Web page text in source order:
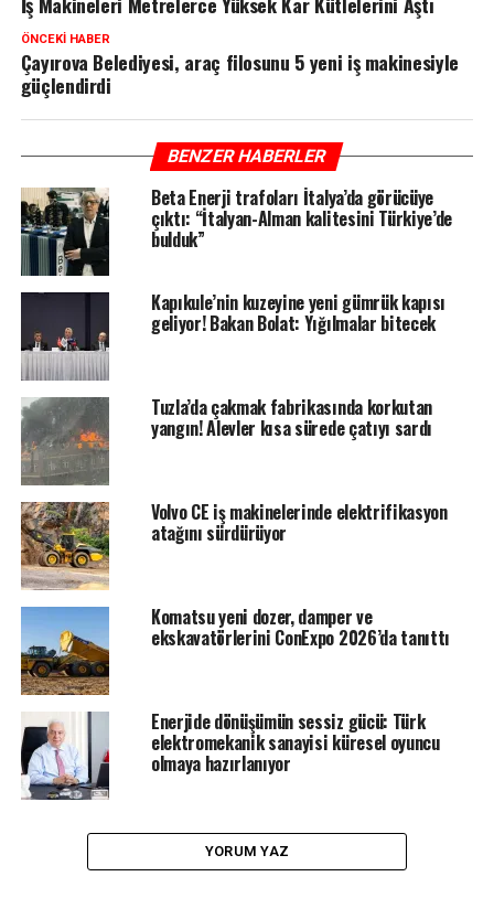
ÖNCEKI HABER
Çayırova Belediyesi, araç filosunu 5 yeni iş makinesiyle
güçlendirdi
BENZER HABERLER
Beta Enerji trafoları İtalya’da görücüye
çıktı: “İtalyan-Alman kalitesini Türkiye’de
bulduk”
Kapıkule’nin kuzeyine yeni gümrük kapısı
geliyor! Bakan Bolat: Yığılmalar bitecek
Tuzla’da çakmak fabrikasında korkutan
yangın! Alevler kısa sürede çatıyı sardı
Volvo CE iş makinelerinde elektrifikasyon
atağını sürdürüyor
Komatsu yeni dozer, damper ve
ekskavatörlerini ConExpo 2026’da tanıttı
Enerjide dönüşümün sessiz gücü: Türk
elektromekanik sanayisi küresel oyuncu
olmaya hazırlanıyor
YORUM YAZ